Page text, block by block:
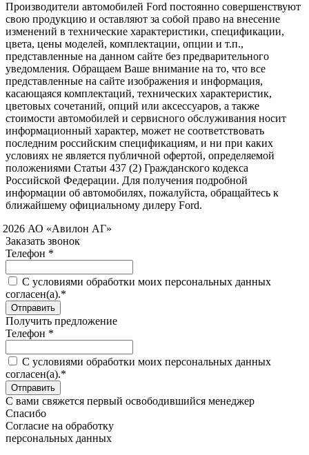
Производители автомобилей Ford постоянно совершенствуют
свою продукцию и оставляют за собой право на внесение
изменений в технические характеристики, спецификации,
цвета, цены моделей, комплектации, опции и т.п.,
представленные на данном сайте без предварительного
уведомления. Обращаем Ваше внимание на то, что все
представленные на сайте изображения и информация,
касающаяся комплектаций, технических характеристик,
цветовых сочетаний, опций или аксессуаров, а также
стоимости автомобилей и сервисного обслуживания носит
информационный характер, может не соответствовать
последним российским спецификациям, и ни при каких
условиях не является публичной офертой, определяемой
положениями Статьи 437 (2) Гражданского кодекса
Российской Федерации. Для получения подробной
информации об автомобилях, пожалуйста, обращайтесь к
ближайшему официальному дилеру Ford.
АО «Авилон АГ»
Заказать звонок
Телефон *
C условиями обработки моих персональных данных
согласен(а).*
Получить предложение
Телефон *
C условиями обработки моих персональных данных
согласен(а).*
С вами свяжется первый освободившийся менеджер
Спасибо
Согласие на обработку
персональных данных